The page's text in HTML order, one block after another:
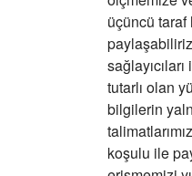
üçüncü taraf
tutarlı olan
bilgilerin
koşulu ile